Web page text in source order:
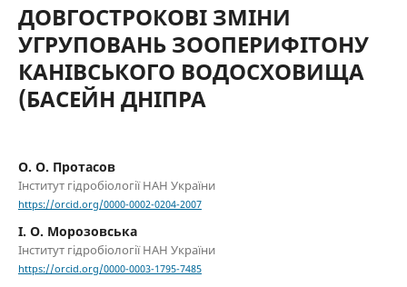
ДОВГОСТРОКОВІ ЗМІНИ
УГРУПОВАНЬ ЗООПЕРИФІТОНУ
КАНІВСЬКОГО ВОДОСХОВИЩА
(БАСЕЙН ДНІПРА
О. О. Протасов
Інститут гідробіології НАН України
https://orcid.org/0000-0002-0204-2007
І. О. Морозовська
Інститут гідробіології НАН України
https://orcid.org/0000-0003-1795-7485